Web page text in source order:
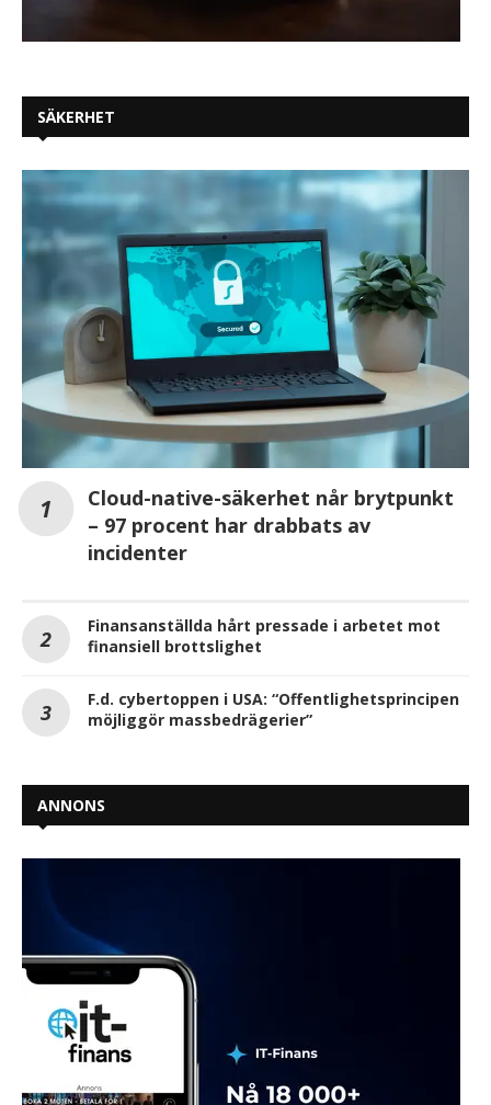
SÄKERHET
Cloud-native-säkerhet når brytpunkt
– 97 procent har drabbats av
incidenter
Finansanställda hårt pressade i arbetet mot
finansiell brottslighet
F.d. cybertoppen i USA: “Offentlighetsprincipen
möjliggör massbedrägerier”
ANNONS